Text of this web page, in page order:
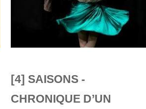
[4] SAISONS -
CHRONIQUE D’UN